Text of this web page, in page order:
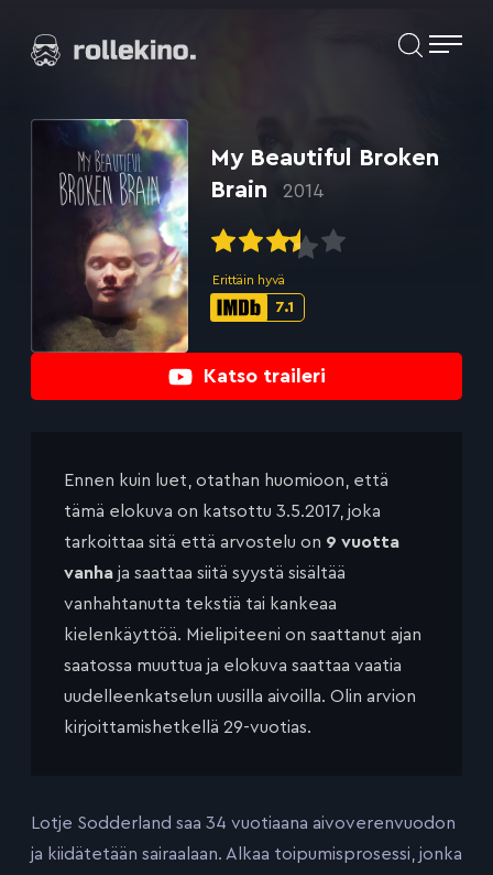
suoraan
Elokuvat ja elokuva-arviot | Rollekino.fi
jälkeen.
Katso traileri
My Beautiful Broken
Brain
2014
Erittäin hyvä
IMDb-
pisteet:
7.1
Ennen kuin luet, otathan huomioon, että
tämä elokuva on katsottu 3.5.2017, joka
tarkoittaa sitä että arvostelu on 9 vuotta
vanha ja saattaa siitä syystä sisältää
vanhahtanutta tekstiä tai kankeaa
kielenkäyttöä. Mielipiteeni on saattanut ajan
saatossa muuttua ja elokuva saattaa vaatia
uudelleenkatselun uusilla aivoilla. Olin arvion
kirjoittamishetkellä 29-vuotias.
Lotje Sodderland saa 34 vuotiaana aivoverenvuodon
ja kiidätetään sairaalaan. Alkaa toipumisprosessi, jonka